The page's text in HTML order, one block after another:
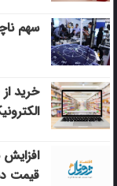
سهم
خرید
قیمت